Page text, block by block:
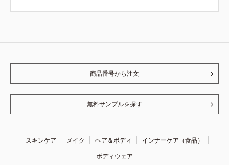
商品番号から注文
無料サンプルを探す
スキンケア メイク ヘア＆ボディ
インナーケア（食品）
ボディウェア